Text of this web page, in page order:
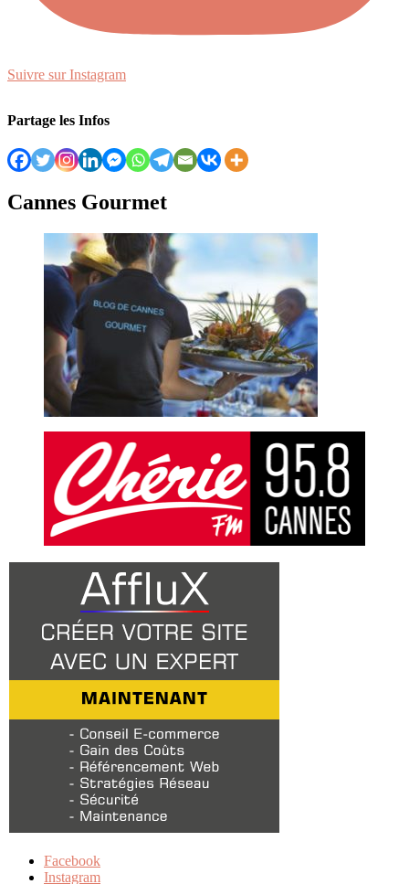
Suivre sur Instagram
Partage les Infos
Cannes Gourmet
Facebook
Instagram